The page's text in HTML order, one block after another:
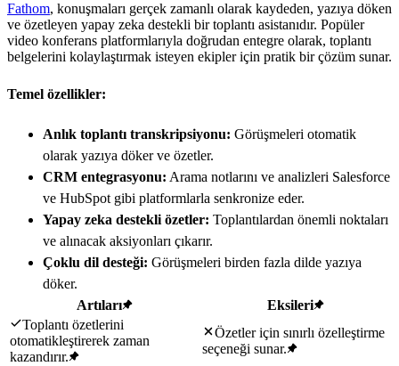
Fathom, konuşmaları gerçek zamanlı olarak kaydeden, yazıya döken
ve özetleyen yapay zeka destekli bir toplantı asistanıdır. Popüler
video konferans platformlarıyla doğrudan entegre olarak, toplantı
belgelerini kolaylaştırmak isteyen ekipler için pratik bir çözüm sunar.
Temel özellikler:
Anlık toplantı transkripsiyonu: Görüşmeleri otomatik
olarak yazıya döker ve özetler.
CRM entegrasyonu: Arama notlarını ve analizleri Salesforce
ve HubSpot gibi platformlarla senkronize eder.
Yapay zeka destekli özetler: Toplantılardan önemli noktaları
ve alınacak aksiyonları çıkarır.
Çoklu dil desteği: Görüşmeleri birden fazla dilde yazıya
döker.
Artıları
Eksileri
Toplantı özetlerini
otomatikleştirerek zaman
kazandırır.
Özetler için sınırlı özelleştirme
seçeneği sunar.